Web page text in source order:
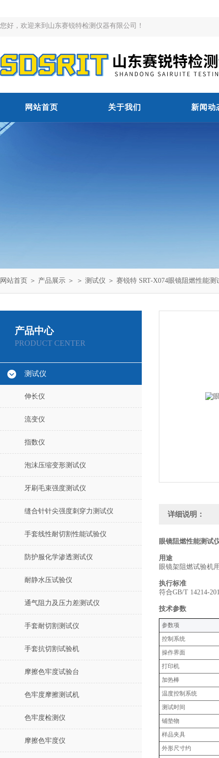
您好，欢迎来到山东赛锐特检测仪器有限公司！
网站首页 关于我们 新闻动
网站首页 ＞ 产品展示 ＞ ＞ 测试仪 ＞ 赛锐特 SRT-X074眼镜阻燃性能
产品中心
PRODUCT CENTER
测试仪
伸长仪
流变仪
指数仪
泡沫压缩变形测试仪
牙刷毛束强度测试仪
缝合针针尖强度刺穿力测试仪
手套线性耐切割性能试验仪
防护服化学渗透测试仪
耐静水压试验仪
通气阻力及压力差测试仪
手套耐切割测试仪
手套抗切割试验机
摩擦色牢度试验台
色牢度摩擦测试机
色牢度检测仪
摩擦色牢度仪
详细说明：
眼镜阻燃性能测试
用途
眼镜架阻燃试验机
执行标准
符合GB/T 14214-
技术参数
‌参数项‌
控制系统
操作界面
打印机
加热棒
温度控制系统
测试时间
铺垫物
样品夹具
外形尺寸约